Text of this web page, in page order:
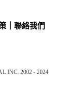
聯絡我們
INC. 2002 - 2024